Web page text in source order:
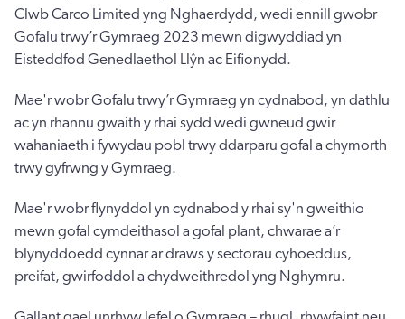
Clwb Carco Limited yng Nghaerdydd, wedi ennill gwobr
Gofalu trwy’r Gymraeg 2023 mewn digwyddiad yn
Eisteddfod Genedlaethol Llŷn ac Eifionydd.
Mae'r wobr Gofalu trwy’r Gymraeg yn cydnabod, yn dathlu
ac yn rhannu gwaith y rhai sydd wedi gwneud gwir
wahaniaeth i fywydau pobl trwy ddarparu gofal a chymorth
trwy gyfrwng y Gymraeg.
Mae'r wobr flynyddol yn cydnabod y rhai sy'n gweithio
mewn gofal cymdeithasol a gofal plant, chwarae a’r
blynyddoedd cynnar ar draws y sectorau cyhoeddus,
preifat, gwirfoddol a chydweithredol yng Nghymru.